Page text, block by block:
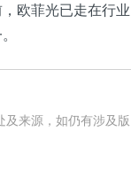
欧菲光已走在行业
及来源，如仍有涉及版